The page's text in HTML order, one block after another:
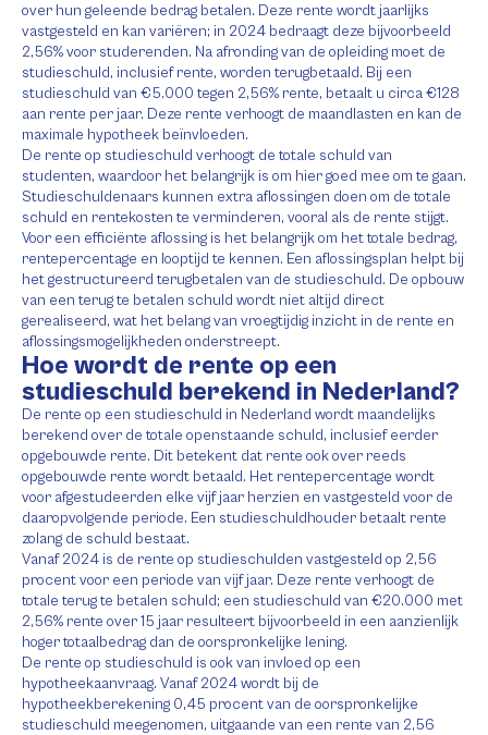
over hun geleende bedrag betalen. Deze rente wordt jaarlijks
vastgesteld en kan variëren; in 2024 bedraagt deze bijvoorbeeld
2,56% voor studerenden. Na afronding van de opleiding moet de
studieschuld, inclusief rente, worden terugbetaald. Bij een
studieschuld van €5.000 tegen 2,56% rente, betaalt u circa €128
aan rente per jaar. Deze rente verhoogt de maandlasten en kan de
maximale hypotheek beïnvloeden.
De rente op studieschuld verhoogt de totale schuld van
studenten, waardoor het belangrijk is om hier goed mee om te gaan.
Studieschuldenaars kunnen extra aflossingen doen om de totale
schuld en rentekosten te verminderen, vooral als de rente stijgt.
Voor een efficiënte aflossing is het belangrijk om het totale bedrag,
rentepercentage en looptijd te kennen. Een aflossingsplan helpt bij
het gestructureerd terugbetalen van de studieschuld. De opbouw
van een terug te betalen schuld wordt niet altijd direct
gerealiseerd, wat het belang van vroegtijdig inzicht in de rente en
aflossingsmogelijkheden onderstreept.
Hoe wordt de rente op een
studieschuld berekend in Nederland?
De rente op een studieschuld in Nederland wordt maandelijks
berekend over de totale openstaande schuld, inclusief eerder
opgebouwde rente. Dit betekent dat rente ook over reeds
opgebouwde rente wordt betaald. Het rentepercentage wordt
voor afgestudeerden elke vijf jaar herzien en vastgesteld voor de
daaropvolgende periode. Een studieschuldhouder betaalt rente
zolang de schuld bestaat.
Vanaf 2024 is de rente op studieschulden vastgesteld op 2,56
procent voor een periode van vijf jaar. Deze rente verhoogt de
totale terug te betalen schuld; een studieschuld van €20.000 met
2,56% rente over 15 jaar resulteert bijvoorbeeld in een aanzienlijk
hoger totaalbedrag dan de oorspronkelijke lening.
De rente op studieschuld is ook van invloed op een
hypotheekaanvraag. Vanaf 2024 wordt bij de
hypotheekberekening 0,45 procent van de oorspronkelijke
studieschuld meegenomen, uitgaande van een rente van 2,56